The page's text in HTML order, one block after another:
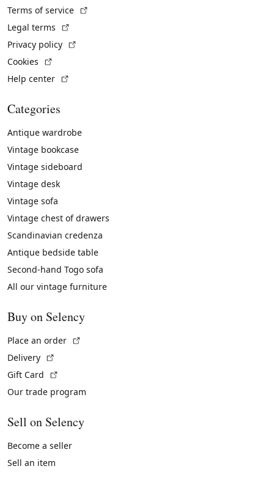
Terms of service
Legal terms
Privacy policy
Cookies
Help center
Categories
Antique wardrobe
Vintage bookcase
Vintage sideboard
Vintage desk
Vintage sofa
Vintage chest of drawers
Scandinavian credenza
Antique bedside table
Second-hand Togo sofa
All our vintage furniture
Buy on Selency
Place an order
Delivery
Gift Card
Our trade program
Sell on Selency
Become a seller
Sell an item